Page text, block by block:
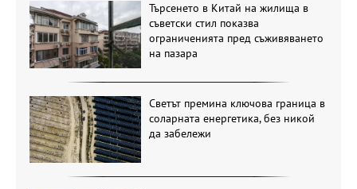
Търсенето в Китай на жилища в
съветски стил показва
ограниченията пред съживяването
на пазара
Светът премина ключова граница в
соларната енергетика, без никой
да забележи